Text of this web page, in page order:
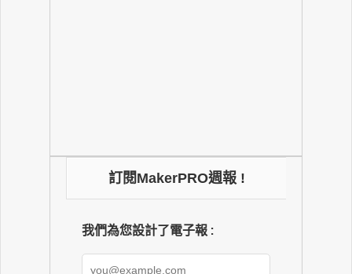
訂閱MakerPRO週報 !
我們為您設計了電子報 :